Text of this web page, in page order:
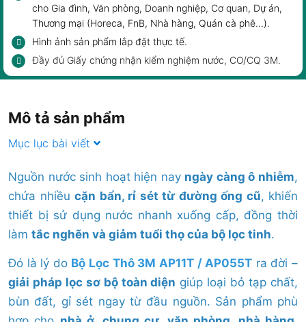
cho Gia đình, Văn phòng, Doanh nghiệp, Cơ quan, Dự án,
Thương mại (Horeca, FnB, Nhà hàng, Quán cà phê...).
Hình ảnh sản phẩm lắp đặt thực tế.
Đầy đủ Giấy chứng nhận kiểm nghiệm nước, CO/CQ 3M.
Mô tả sản phẩm
Mục lục bài viết
Nguồn nước sinh hoạt hiện nay ngày càng ô nhiễm,
chứa nhiều cặn bẩn, rỉ sét từ đường ống cũ, khiến
thiết bị sử dụng nước nhanh xuống cấp, đồng thời
làm tắc nghẽn và giảm tuổi thọ của bộ lọc tinh.
Đó là lý do Bộ Lọc Thô 3M AP11T / AP055T ra đời –
giải pháp lọc sơ bộ toàn diện giúp loại bỏ tạp chất,
bùn đất, gỉ sét ngay từ đầu nguồn. Sản phẩm phù